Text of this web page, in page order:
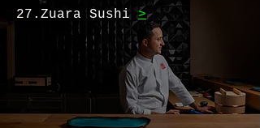
27.Zuara Sushi>